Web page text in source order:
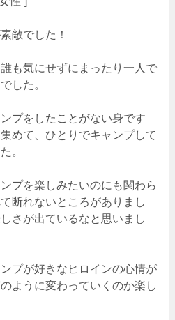
敵でした！
も気にせずにまったり一人で
した。
プをしたことがない身です
めて、ひとりでキャンプして
。
プを楽しみたいのにも関わら
断れないところがありまし
さが出ているなと思いまし
プが好きなヒロインの心情が
ように変わっていくのか楽し